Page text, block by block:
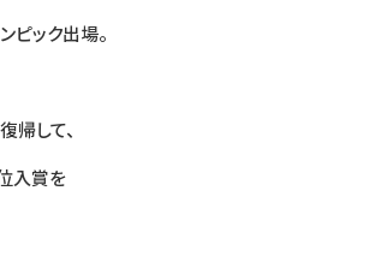
ピック出場。
帰して、
入賞を